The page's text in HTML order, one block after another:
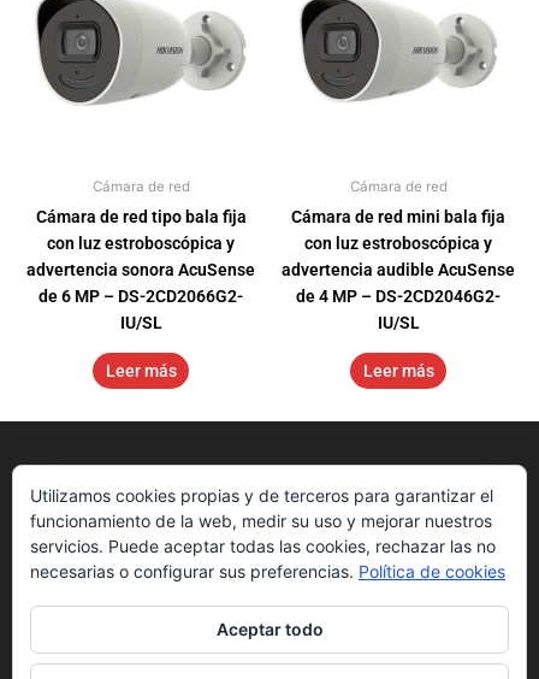
Cámara de red
Cámara de red tipo bala fija
con luz estroboscópica y
advertencia sonora AcuSense
de 6 MP – DS-2CD2066G2-
IU/SL
Leer más
Cámara de red
Cámara de red mini bala fija
con luz estroboscópica y
advertencia audible AcuSense
de 4 MP – DS-2CD2046G2-
IU/SL
Leer más
Nosotros Get Started Downloads
Utilizamos cookies propias y de terceros para garantizar el
funcionamiento de la web, medir su uso y mejorar nuestros
servicios. Puede aceptar todas las cookies, rechazar las no
necesarias o configurar sus preferencias. Política de cookies
Aceptar todo